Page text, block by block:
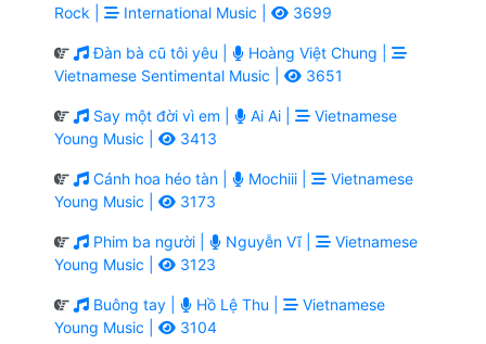
Rock |
International Music | 3699
Đàn bà cũ tôi yêu |
Hoàng Việt Chung |
Vietnamese Sentimental Music |
3651
Say một đời vì em | Ai Ai |
Vietnamese
Young Music |
3413
Cánh hoa héo tàn | Mochiii |
Vietnamese
Young Music |
3173
Phim ba người | Nguyễn Vĩ |
Vietnamese
Young Music |
3123
Buông tay | Hồ Lệ Thu |
Vietnamese
Young Music |
3104